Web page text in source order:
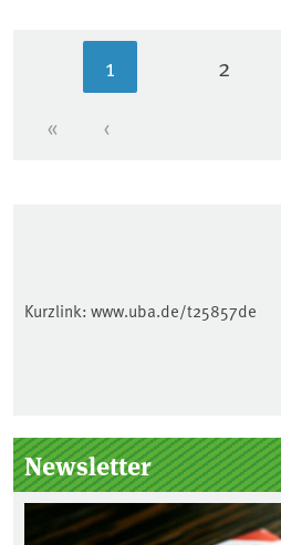
Erste Seite
« Vorherige Seite
‹
Aktuelle Seite
1 Seite
2
Kurzlink: www.uba.de/t25857de
Seitenleiste
Newsletter